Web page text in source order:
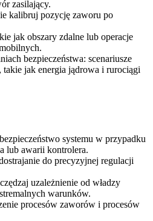
zasilający.
kalibruj pozycję zaworu po
jak obszary zdalne lub operacje
bezpieczeństwa: scenariusze
jak energia jądrowa i rurociągi
systemu w przypadku
lub awarii kontrolera.
do precyzyjnej regulacji
uzależnienie od władzy
warunków.
procesów zaworów i procesów